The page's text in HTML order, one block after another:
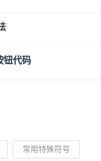
钮代码
常用特殊符号